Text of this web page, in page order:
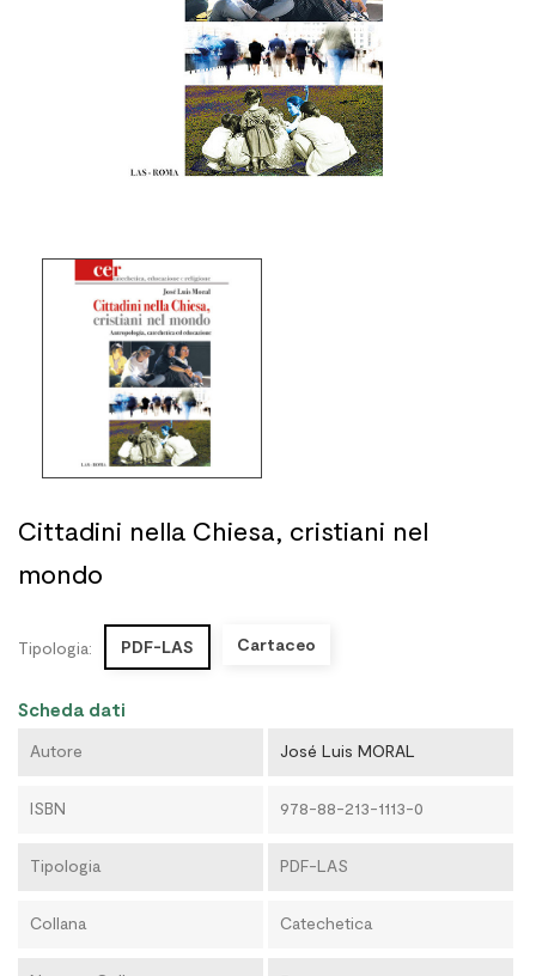
Cittadini nella Chiesa, cristiani nel
mondo
Tipologia: PDF-LAS Cartaceo
Scheda dati
Autore José Luis MORAL
ISBN 978-88-213-1113-0
Tipologia PDF-LAS
Collana Catechetica